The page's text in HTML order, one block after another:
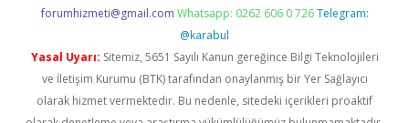
forumhizmeti@gmail.com Whatsapp: 0262 606 0 726 Telegram:
@karabul
Yasal Uyarı: Sitemiz, 5651 Sayılı Kanun gereğince Bilgi Teknolojileri
ve İletişim Kurumu (BTK) tarafından onaylanmış bir Yer Sağlayıcı
olarak hizmet vermektedir. Bu nedenle, sitedeki içerikleri proaktif